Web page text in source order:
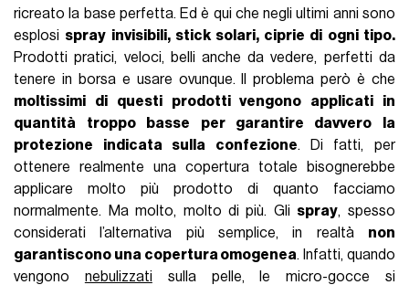
ricreato la base perfetta. Ed è qui che negli ultimi anni sono
esplosi spray invisibili, stick solari, ciprie di ogni tipo.
Prodotti pratici, veloci, belli anche da vedere, perfetti da
tenere in borsa e usare ovunque. Il problema però è che
moltissimi di questi prodotti vengono applicati in
quantità troppo basse per garantire davvero la
protezione indicata sulla confezione. Di fatti, per
ottenere realmente una copertura totale bisognerebbe
applicare molto più prodotto di quanto facciamo
normalmente. Ma molto, molto di più. Gli spray, spesso
considerati l’alternativa più semplice, in realtà non
garantiscono una copertura omogenea. Infatti, quando
vengono nebulizzati sulla pelle, le micro-gocce si